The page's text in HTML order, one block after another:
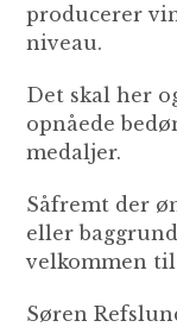
producerer
niveau.
Det skal her
opnåede
medaljer.
Såfremt der
eller
velkommen
Søren